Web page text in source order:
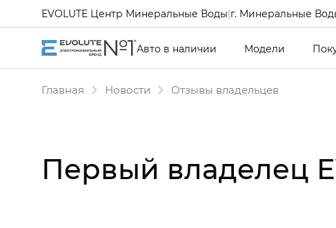
EVOLUTE Центр Минеральные Воды|г. Минеральные
Авто в наличии Модели
Главная Новости Отзывы владельцев
Первый владелец